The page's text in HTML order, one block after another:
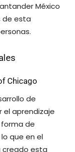
México
de esta
Chicago
de
el aprendizaje
de
que en el
creado esta